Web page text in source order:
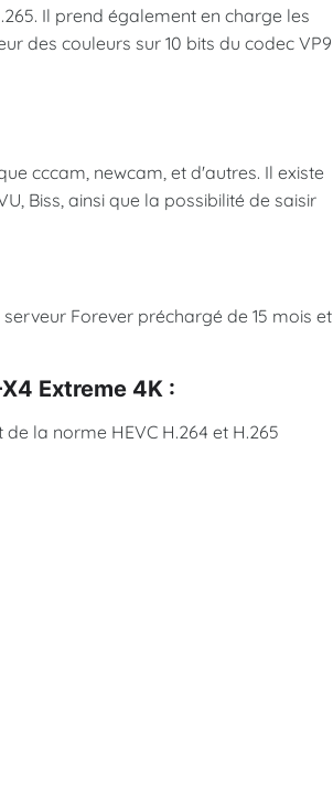
Il prend également en charge les
des couleurs sur 10 bits du codec VP9
cccam, newcam, et d'autres. Il existe
Biss, ainsi que la possibilité de saisir
Forever préchargé de 15 mois et
Extreme 4K :
la norme HEVC H.264 et H.265